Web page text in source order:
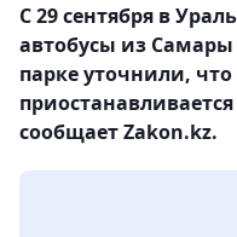
С 29 сентября в
автобусы из Самары
парке уточнили,
сообщает Zakon.kz.